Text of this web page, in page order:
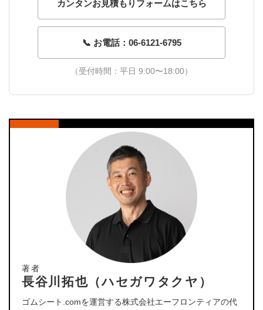
カンタンお見積もりフォームはこちら
📞 お電話：06-6121-6795
（受付時間：平日 9:00〜18:00）
著者
長谷川拓也（ハセガワタクヤ）
ゴムシート.comを運営する株式会社エーフロンティアの代